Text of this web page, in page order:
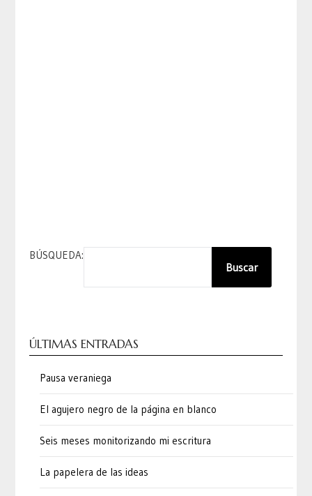
BÚSQUEDA:
Buscar
ÚLTIMAS ENTRADAS
Pausa veraniega
El agujero negro de la página en blanco
Seis meses monitorizando mi escritura
La papelera de las ideas